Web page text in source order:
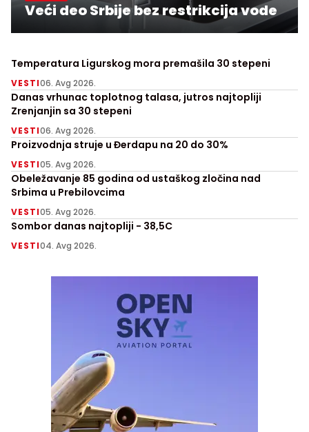
Veći deo Srbije bez restrikcija vode
Temperatura Ligurskog mora premašila 30 stepeni
VESTI06. Avg 2026.
Danas vrhunac toplotnog talasa, jutros najtopliji
Zrenjanjin sa 30 stepeni
VESTI06. Avg 2026.
Proizvodnja struje u Đerdapu na 20 do 30%
VESTI05. Avg 2026.
Obeležavanje 85 godina od ustaškog zločina nad
Srbima u Prebilovcima
VESTI05. Avg 2026.
Sombor danas najtopliji - 38,5C
VESTI04. Avg 2026.